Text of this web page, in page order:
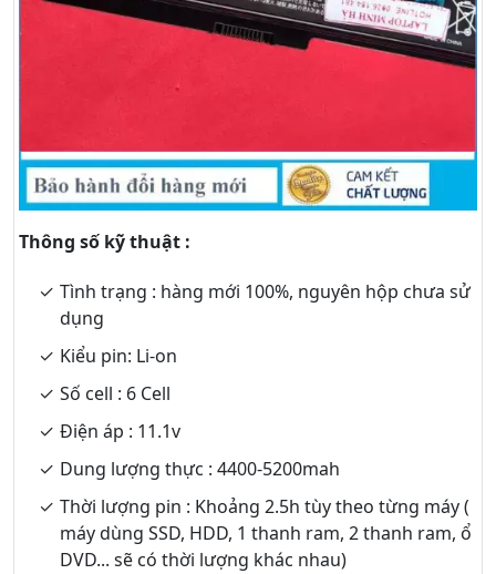
Thông số kỹ thuật :
Tình trạng : hàng mới 100%, nguyên hộp chưa sử
dụng
Kiểu pin: Li-on
Số cell : 6 Cell
Điện áp : 11.1v
Dung lượng thực : 4400-5200mah
Thời lượng pin : Khoảng 2.5h tùy theo từng máy (
máy dùng SSD, HDD, 1 thanh ram, 2 thanh ram, ổ
DVD... sẽ có thời lượng khác nhau)